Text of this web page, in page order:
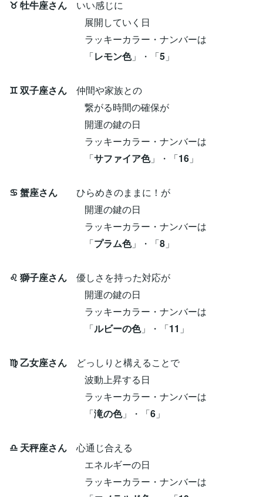
♉ 牡牛座さん いい感じに
展開していく日
ラッキーカラー・ナンバーは
「レモン色」・「5 」
♊ 双子座さん 仲間や家族との
繋がる時間の確保が
開運の鍵の日
ラッキーカラー・ナンバーは
「サファイア色」・「16 」
♋ 蟹座さん ひらめきのままに！が
開運の鍵の日
ラッキーカラー・ナンバーは
「プラム色」・「8 」
♌ 獅子座さん 優しさを持った対応が
開運の鍵の日
ラッキーカラー・ナンバーは
「ルビーの色」・「11 」
♍ 乙女座さん どっしりと構えることで
波動上昇する日
ラッキーカラー・ナンバーは
「滝の色」・「6 」
♎ 天秤座さん 心通じ合える
エネルギーの日
ラッキーカラー・ナンバーは